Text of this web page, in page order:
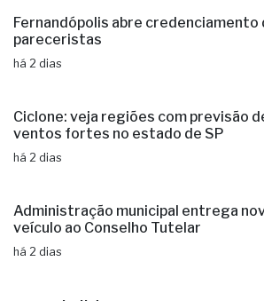
Fernandópolis abre credenciamento
pareceristas
há 2 dias
Ciclone: veja regiões com previsão
ventos fortes no estado de SP
há 2 dias
Administração municipal entrega
veículo ao Conselho Tutelar
há 2 dias